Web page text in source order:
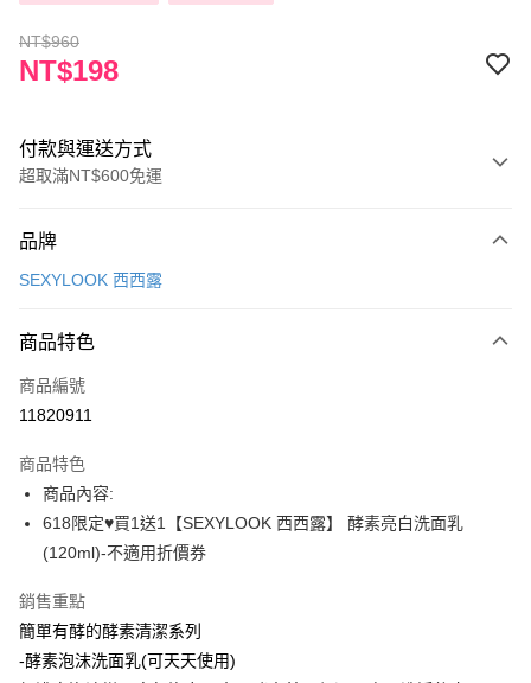
NT$960
NT$198
付款與運送方式
超取滿NT$600免運
信用卡一次付款
LINE Pay
Apple Pay
悠遊付
Google Pay
全盈+PAY
AFTEE先享後付
相關說明
【關於「AFTEE先享後付」】
品牌
SEXYLOOK 西西露
商品特色
商品編號
11820911
商品特色
商品內容:
618限定♥買1送1【SEXYLOOK 西西露】 酵素亮白洗面乳
(120ml)-不適用折價券
銷售重點
簡單有酵的酵素清潔系列
-酵素泡沫洗面乳(可天天使用)